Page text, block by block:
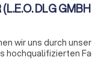
DLG
wir uns durch
hochqualifizierten